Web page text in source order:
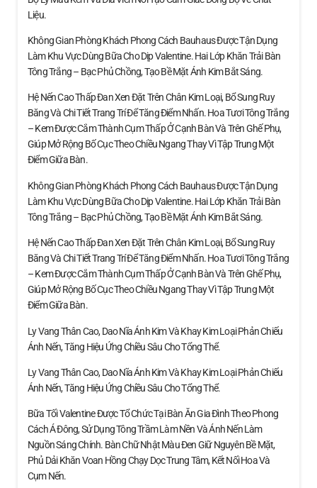
Liệu.
Không Gian Phòng Khách Phong Cách Bauhaus Được Tận Dụng
Làm Khu Vực Dùng Bữa Cho Dịp Valentine. Hai Lớp Khăn Trải Bàn
Tông Trắng – Bạc Phủ Chồng, Tạo Bề Mặt Ánh Kim Bắt Sáng.
Hệ Nến Cao Thấp Đan Xen Đặt Trên Chân Kim Loại, Bổ Sung Ruy
Băng Và Chi Tiết Trang Trí Để Tăng Điểm Nhấn. Hoa Tươi Tông Trắng
– Kem Được Cắm Thành Cụm Thấp Ở Cạnh Bàn Và Trên Ghế Phụ,
Giúp Mở Rộng Bố Cục Theo Chiều Ngang Thay Vì Tập Trung Một
Điểm Giữa Bàn.
Không Gian Phòng Khách Phong Cách Bauhaus Được Tận Dụng
Làm Khu Vực Dùng Bữa Cho Dịp Valentine. Hai Lớp Khăn Trải Bàn
Tông Trắng – Bạc Phủ Chồng, Tạo Bề Mặt Ánh Kim Bắt Sáng.
Hệ Nến Cao Thấp Đan Xen Đặt Trên Chân Kim Loại, Bổ Sung Ruy
Băng Và Chi Tiết Trang Trí Để Tăng Điểm Nhấn. Hoa Tươi Tông Trắng
– Kem Được Cắm Thành Cụm Thấp Ở Cạnh Bàn Và Trên Ghế Phụ,
Giúp Mở Rộng Bố Cục Theo Chiều Ngang Thay Vì Tập Trung Một
Điểm Giữa Bàn.
Ly Vang Thân Cao, Dao Nĩa Ánh Kim Và Khay Kim Loại Phản Chiếu
Ánh Nến, Tăng Hiệu Ứng Chiều Sâu Cho Tổng Thể.
Ly Vang Thân Cao, Dao Nĩa Ánh Kim Và Khay Kim Loại Phản Chiếu
Ánh Nến, Tăng Hiệu Ứng Chiều Sâu Cho Tổng Thể.
Bữa Tối Valentine Được Tổ Chức Tại Bàn Ăn Gia Đình Theo Phong
Cách Á Đông, Sử Dụng Tông Trầm Làm Nền Và Ánh Nến Làm
Nguồn Sáng Chính. Bàn Chữ Nhật Màu Đen Giữ Nguyên Bề Mặt,
Phủ Dải Khăn Voan Hồng Chạy Dọc Trung Tâm, Kết Nối Hoa Và
Cụm Nến.